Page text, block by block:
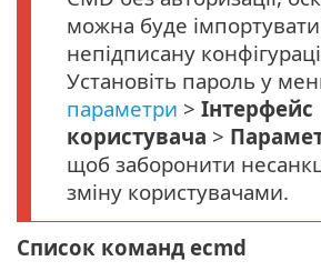
можна буде
непідписану
Установіть пароль у
параметри > Інтерфейс
користувача >
щоб заборонити
зміну користувачами.
Список команд ecmd